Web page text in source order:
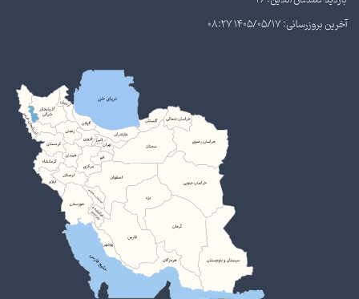
آخرین بروزرسانی: 1405/05/17 08:27